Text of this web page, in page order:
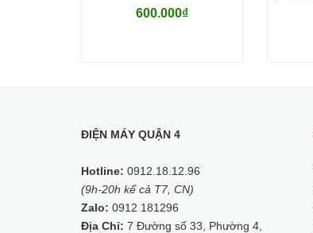
Thông số kỹ thuật
Loại: Quạt tháp hơi nước
Màu sắc: Trắng
Hiệu suất hoạt động
600.000₫
ĐIỆN MÁY QUẬN 4
Hotline: 0912.18.12.96
(9h-20h kể cả T7, CN)
Zalo: 0912 181296
Địa Chỉ: 7 Đường số 33, Phường 4,